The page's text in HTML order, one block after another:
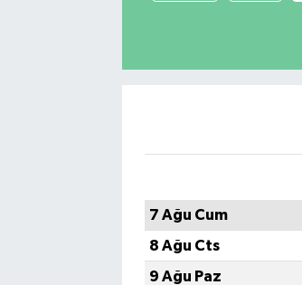
7 Ağu Cum
8 Ağu Cts
9 Ağu Paz